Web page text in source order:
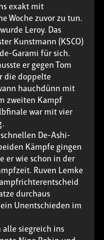
exakt mit
Woche zuvor zu tun.
Leroy. Das
Kunstmann (KSCO)
Garami für sich.
er gegen Tom
die doppelte
hauchdünn mit
zweiten Kampf
war mit vier
De-Ashi-
Kämpfe gingen
er wie schon in der
Ruven Lemke
durchaus
Unentschieden im
alle siegreich ins